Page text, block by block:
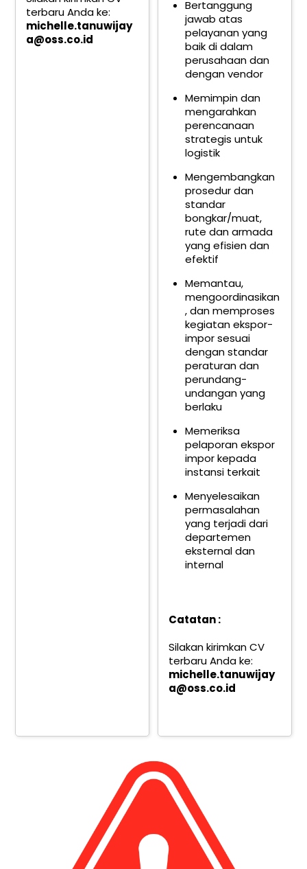
terbaru Anda ke:
michelle.tanuwijay
a@oss.co.id
Bertanggung
jawab atas
pelayanan yang
baik di dalam
perusahaan dan
dengan vendor
Memimpin dan
mengarahkan
perencanaan
strategis untuk
logistik
Mengembangkan
prosedur dan
standar
bongkar/muat,
rute dan armada
yang efisien dan
efektif
Memantau,
mengoordinasikan
, dan memproses
kegiatan ekspor-
impor sesuai
dengan standar
peraturan dan
perundang-
undangan yang
berlaku
Memeriksa
pelaporan ekspor
impor kepada
instansi terkait
Menyelesaikan
permasalahan
yang terjadi dari
departemen
eksternal dan
internal
Catatan :
Silakan kirimkan CV
terbaru Anda ke:
michelle.tanuwijay
a@oss.co.id